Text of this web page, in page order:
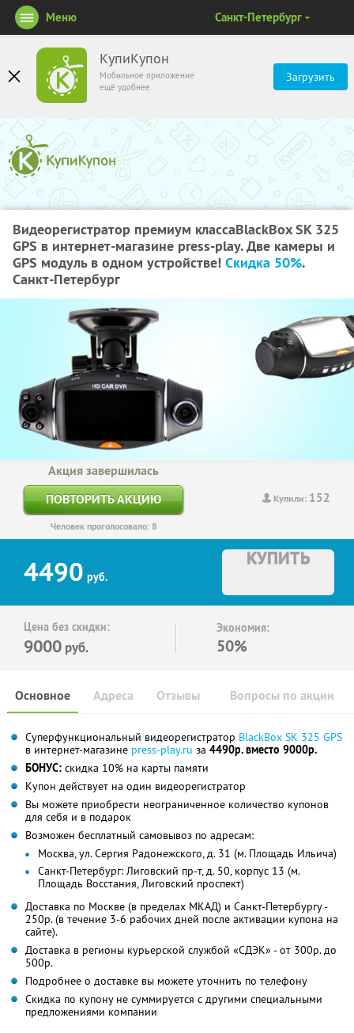
КупиКупон
Мобильное приложение
ещё удобнее
Загрузить
Меню Санкт-Петербург
Видеорегистратор премиум классаBlackBox SK 325
GPS в интернет-магазине press-play. Две камеры и
GPS модуль в одном устройстве! Скидка 50%.
Санкт-Петербург
Купили: 152
Акция завершилась
ПОВТОРИТЬ АКЦИЮ
Человек проголосовало: 8
4490 руб.
КУПИТЬ
Цена без скидки:
9000 руб.
Экономия:
50%
Основное Отзывы Вопросы по акции
Адреса
Суперфункциональный видеорегистратор BlackBox SK 325 GPS
в интернет-магазине press-play.ru за 4490р. вместо 9000р.
БОНУС: скидка 10% на карты памяти
Купон действует на один видеорегистратор
Вы можете приобрести неограниченное количество купонов
для себя и в подарок
Возможен бесплатный самовывоз по адресам:
Москва, ул. Сергия Радонежского, д. 31 (м. Площадь Ильича)
Санкт-Петербург: Лиговский пр-т, д. 50, корпус 13 (м.
Площадь Восстания, Лиговский проспект)
Доставка по Москве (в пределах МКАД) и Санкт-Петербургу -
250р. (в течение 3-6 рабочих дней после активации купона на
сайте).
Доставка в регионы курьерской службой «СДЭК» - от 300р. до
500р.
Подробнее о доставке вы можете уточнить по телефону
Скидка по купону не суммируется с другими специальными
предложениями компании